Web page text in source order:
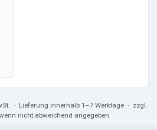
· Lieferung innerhalb 1–7 Werktage · zzgl.
nicht abweichend angegeben